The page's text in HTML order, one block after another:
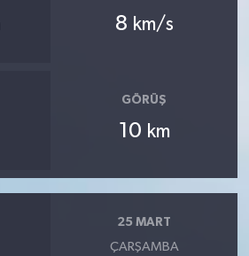
8 km/s
GÖRÜŞ
10 km
25 MART
ÇARŞAMBA